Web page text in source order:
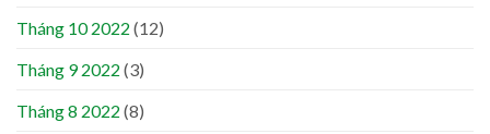
Tháng 10 2022 (12)
Tháng 9 2022 (3)
Tháng 8 2022 (8)